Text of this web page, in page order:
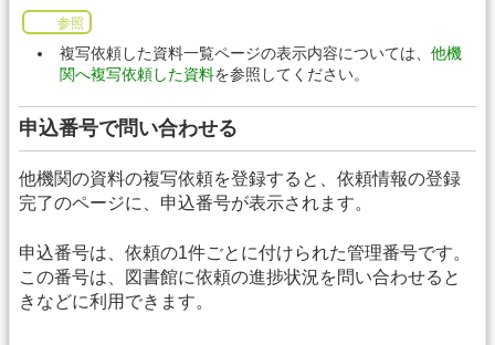
参照
複写依頼した資料一覧ページの表示内容については、 他機
関へ複写依頼した資料を参照してください。
申込番号で問い合わせる
他機関の資料の複写依頼を登録すると、依頼情報の登録
完了のページに、申込番号が表示されます。
申込番号は、依頼の1件ごとに付けられた管理番号です。
この番号は、図書館に依頼の進捗状況を問い合わせると
きなどに利用できます。